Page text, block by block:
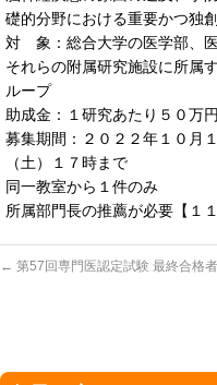
礎的分野における重要かつ独
対 象：総合大学の医学部、
それらの附属研究施設に所属
ループ
助成金：１研究あたり５０万
募集期間：２０２２年１０月
（土）１７時まで
同一教室から１件のみ
所属部門長の推薦が必要【１
← 第57回専門医認定試験 最終合格